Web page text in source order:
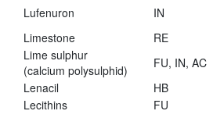
Lufenuron IN
Limestone
RE
Lime sulphur
(calcium polysulphid)
FU, IN, AC
Lenacil
HB
Lecithins
FU